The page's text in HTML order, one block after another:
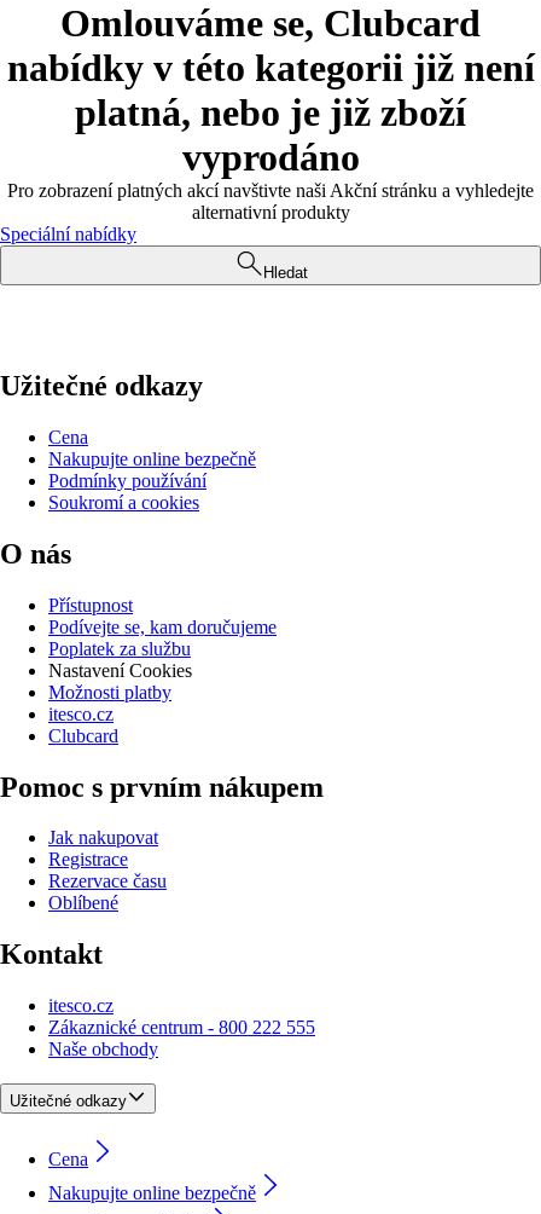
Omlouváme se, Clubcard
nabídky v této kategorii již není
platná, nebo je již zboží
vyprodáno
Pro zobrazení platných akcí navštivte naši Akční stránku a vyhledejte
alternativní produkty
Speciální nabídky
Hledat
Užitečné odkazy
Cena
Nakupujte online bezpečně
Podmínky používání
Soukromí a cookies
O nás
Přístupnost
Podívejte se, kam doručujeme
Poplatek za službu
Nastavení Cookies
Možnosti platby
itesco.cz
Clubcard
Pomoc s prvním nákupem
Jak nakupovat
Registrace
Rezervace času
Oblíbené
Kontakt
itesco.cz
Zákaznické centrum - 800 222 555
Naše obchody
Užitečné odkazy
Cena
Nakupujte online bezpečně